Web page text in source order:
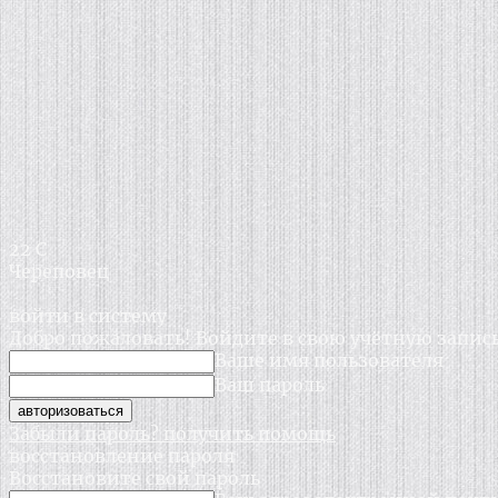
22 C
Череповец
войти в систему
Добро пожаловать! Войдите в свою учётную
Ваше имя пользователя
Ваш пароль
Забыли пароль? получить помощь
восстановление пароля
Восстановите свой пароль